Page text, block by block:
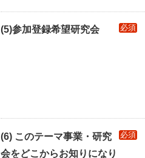
(5)参加登録希望研究会 必須
(6) このテーマ事業・研究
会をどこからお知りになり
必須